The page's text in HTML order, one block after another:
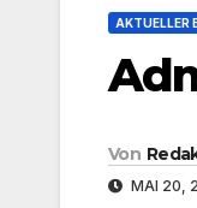
AKTUELLER
Von
MAI 20,